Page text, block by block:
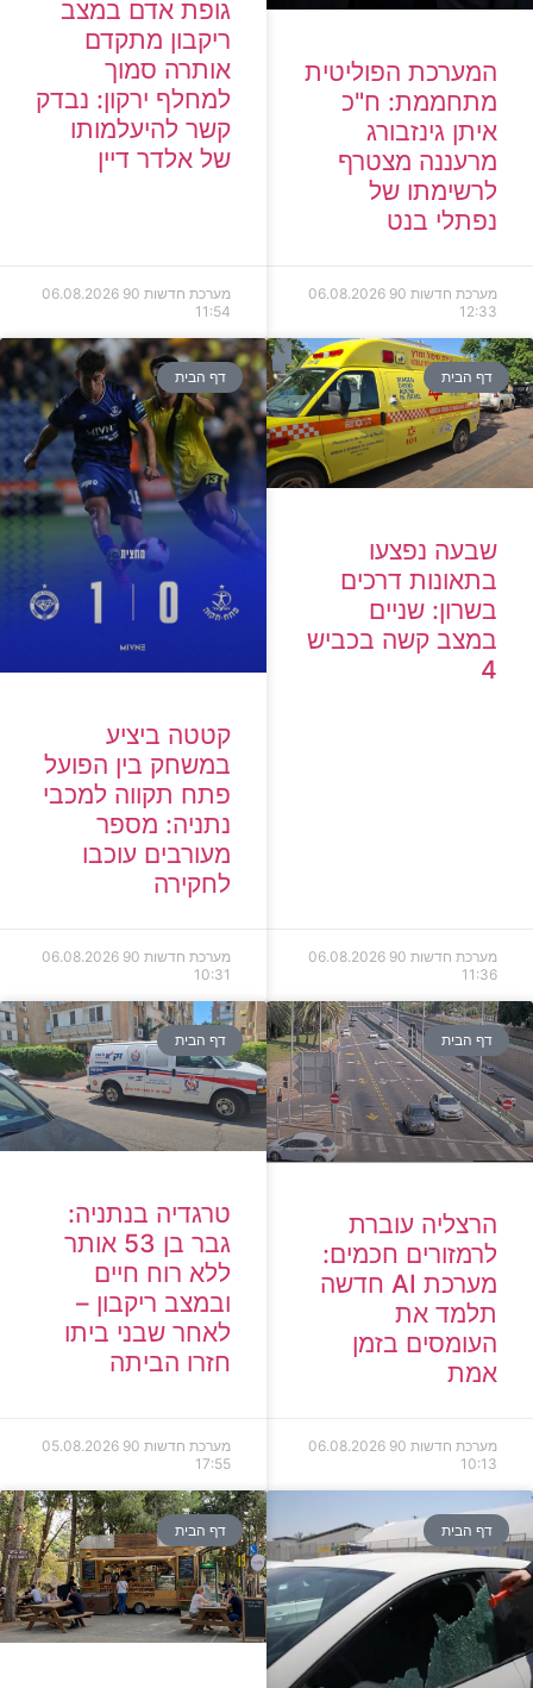
המערכת הפוליטית
מתחממת: ח"כ
איתן גינזבורג
מרעננה מצטרף
לרשימתו של
נפתלי בנט
מערכת חדשות 90
06.08.2026
12:33
גופת אדם במצב
ריקבון מתקדם
אותרה סמוך
למחלף ירקון: נבדק
קשר להיעלמותו
של אלדר דיין
מערכת חדשות 90
06.08.2026
11:54
דף הבית
שבעה נפצעו
בתאונות דרכים
בשרון: שניים
במצב קשה בכביש
4
מערכת חדשות 90
06.08.2026
11:36
דף הבית
קטטה ביציע
במשחק בין הפועל
פתח תקווה למכבי
נתניה: מספר
מעורבים עוכבו
לחקירה
מערכת חדשות 90
06.08.2026
10:31
דף הבית
הרצליה עוברת
לרמזורים חכמים:
מערכת AI חדשה
תלמד את
העומסים בזמן
אמת
מערכת חדשות 90
06.08.2026
10:13
דף הבית
טרגדיה בנתניה:
גבר בן 53 אותר
ללא רוח חיים
ובמצב ריקבון –
לאחר שבני ביתו
חזרו הביתה
מערכת חדשות 90
05.08.2026
17:55
דף הבית דף הבית